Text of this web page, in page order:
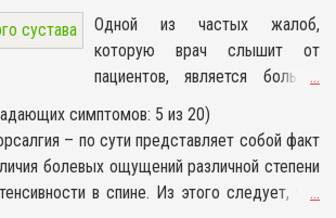
старению. Главной
причиной развития
подобной патологии
выступает чрезмерная
физическая нагрузка,
однако существует ряд
иных предрасполагающих
объем и растёт внутричерепное
давление. Все это приводит к
нарушению обращения крови в
органе и к отмиранию его клеток.
Одной из частых жалоб,
которую врач слышит от
пациентов, является боль в
коленях. Чем она вызвана, не
всегда можно сказать сразу,
ведь колени могут страдать от
различных заболеваний, одним
из которых является артроз
...
симптомов: 5 из 20)
– по сути представляет собой факт
болевых ощущений различной степени
в спине. Из этого следует, что
...